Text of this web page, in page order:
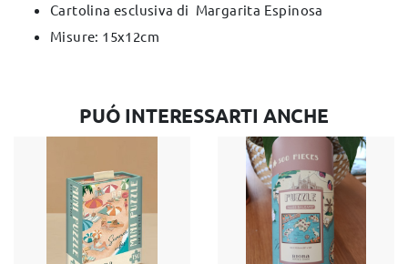
Cartolina esclusiva di Margarita Espinosa
Misure: 15x12cm
PUÓ INTERESSARTI ANCHE